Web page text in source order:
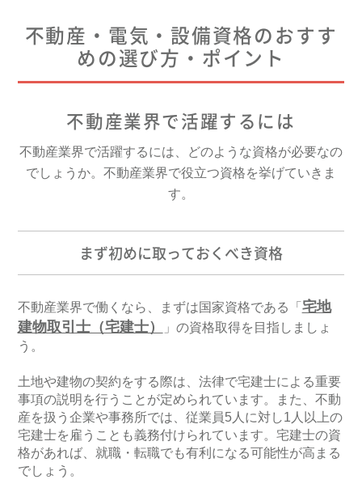
不動産・電気・設備資格のおすす
めの選び方・ポイント
不動産業界で活躍するには
不動産業界で活躍するには、どのような資格が必要なの
でしょうか。不動産業界で役立つ資格を挙げていきま
す。
まず初めに取っておくべき資格
不動産業界で働くなら、まずは国家資格である「 宅地
建物取引士（宅建士）
」の資格取得を目指しましょ
う。
土地や建物の契約をする際は、法律で宅建士による重要
事項の説明を行うことが定められています。また、不動
産を扱う企業や事務所では、従業員5人に対し1人以上の
宅建士を雇うことも義務付けられています。宅建士の資
格があれば、就職・転職でも有利になる可能性が高まる
でしょう。